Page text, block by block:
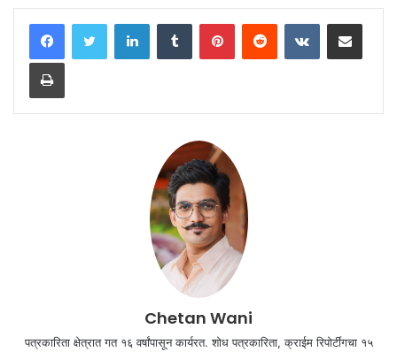
LinkedInTumblr PinterestReddit VKontakteShare via Email
Print
Chetan Wani
पत्रकारिता क्षेत्रात गत १६ वर्षांपासून कार्यरत. शोध पत्रकारिता, क्राईम रिपोर्टींगचा १५